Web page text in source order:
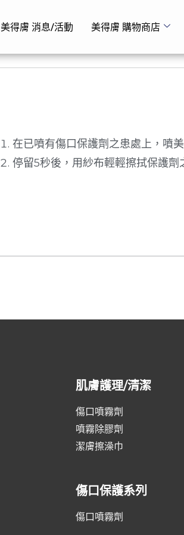
美得膚 消息/活動 美得膚 購物商店
在已噴有傷口保護劑之患處上，噴
停留5秒後，用紗布輕輕擦拭保護劑
肌膚護理/清潔
傷口噴霧劑
噴霧除膠劑
潔膚擦澡巾
傷口保護系列
傷口噴霧劑